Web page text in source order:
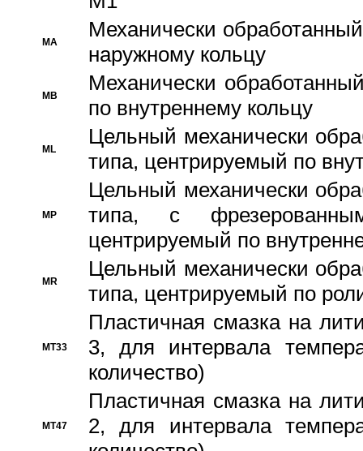
MA
Механически
наружному кольцу
MB
Механически
по внутреннему кольцу
ML
Цельный механически
типа, центрируемый по
MP
Цельный механически
типа, с
центрируемый по
MR
Цельный механически
типа, центрируемый по
MT33
Пластичная смазка на
3, для интервала
количество)
MT47
Пластичная смазка на
2, для интервала